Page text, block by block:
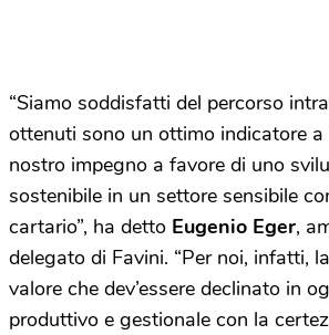
“Siamo soddisfatti del percorso
ottenuti sono un ottimo indicatore a
nostro impegno a favore di uno
sostenibile in un settore sensibile
cartario”, ha detto Eugenio Eger,
delegato di Favini. “Per noi, infatti,
valore che dev’essere declinato in
produttivo e gestionale con la